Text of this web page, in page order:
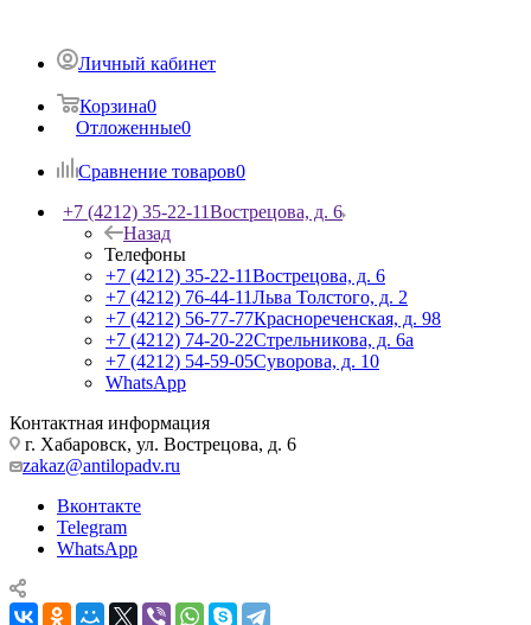
Личный кабинет
Корзина0
Отложенные0
Сравнение товаров0
+7 (4212) 35-22-11Вострецова, д. 6
Назад
Телефоны
+7 (4212) 35-22-11Вострецова, д. 6
+7 (4212) 76-44-11Льва Толстого, д. 2
+7 (4212) 56-77-77Краснореченская, д. 98
+7 (4212) 74-20-22Стрельникова, д. 6а
+7 (4212) 54-59-05Суворова, д. 10
WhatsApp
Контактная информация
г. Хабаровск, ул. Вострецова, д. 6
zakaz@antilopadv.ru
Вконтакте
Telegram
WhatsApp